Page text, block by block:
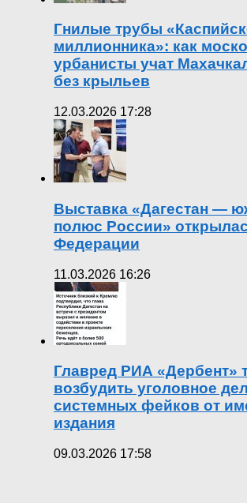
Гнилые трубы
миллионника»: как
урбанисты учат
без крыльев
12.03.2026 17:28
Выставка «Дагестан —
полюс России»
Федерации
11.03.2026 16:26
Главред РИА «Дербент»
возбудить уголовное
системных фейков от
издания
09.03.2026 17:58